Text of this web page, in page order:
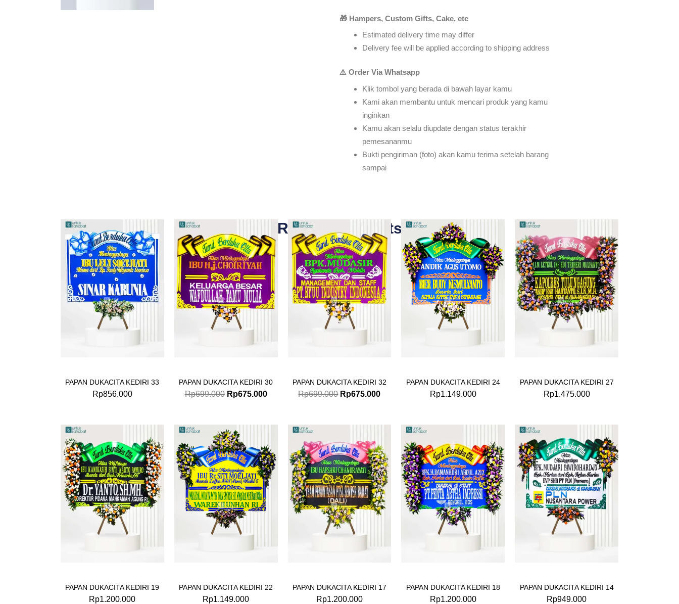
🎁 Hampers, Custom Gifts, Cake, etc
Estimated delivery time may differ
Delivery fee will be applied according to shipping address
⚠️ Order Via Whatsapp
Klik tombol yang berada di bawah layar kamu
Kami akan membantu untuk mencari produk yang kamu
inginkan
Kamu akan selalu diupdate dengan status terakhir
pemesananmu
Bukti pengiriman (foto) akan kamu terima setelah barang
sampai
Related Products
PAPAN DUKACITA KEDIRI 33
Rp856.000
PAPAN DUKACITA KEDIRI 30
Rp699.000
price
was:
Rp699.000.
Rp675.000
Current
price
is:
Rp675.000.
PAPAN DUKACITA KEDIRI 32
Rp699.000
price
was:
Rp699.000.
Rp675.000
Current
price
is:
Rp675.000.
PAPAN DUKACITA KEDIRI 24
Rp1.149.000
PAPAN DUKACITA KEDIRI 27
Rp1.475.000
PAPAN DUKACITA KEDIRI 19
Rp1.200.000
PAPAN DUKACITA KEDIRI 22
Rp1.149.000
PAPAN DUKACITA KEDIRI 17
Rp1.200.000
PAPAN DUKACITA KEDIRI 18
Rp1.200.000
PAPAN DUKACITA KEDIRI 14
Rp949.000